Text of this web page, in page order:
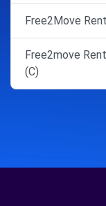
Free2Move
Free2move
(C)